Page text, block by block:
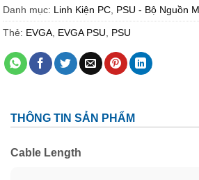
Danh mục: Linh Kiện PC PSU - Bộ Nguồn
Thẻ: EVGA EVGA PSU PSU
THÔNG TIN SẢN PHẨM
Cable Length